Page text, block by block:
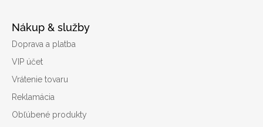
Nákup & služby
Doprava a platba
VIP účet
Vrátenie tovaru
Reklamácia
Obľúbené produkty